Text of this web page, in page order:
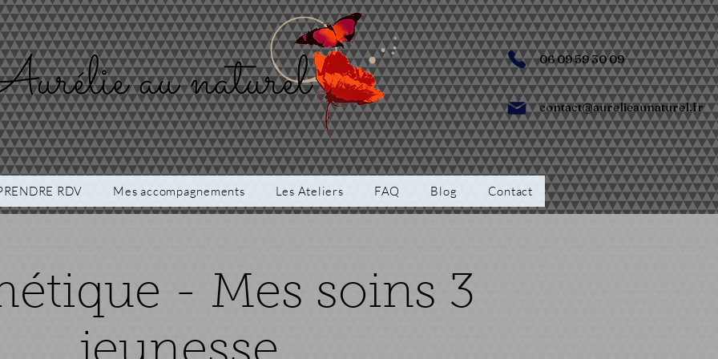
06 09 59 30 09
contact@aurelieaunaturel.fr
RDV Mes accompagnements Les Ateliers FAQ Blog Contact
- Mes soins 3